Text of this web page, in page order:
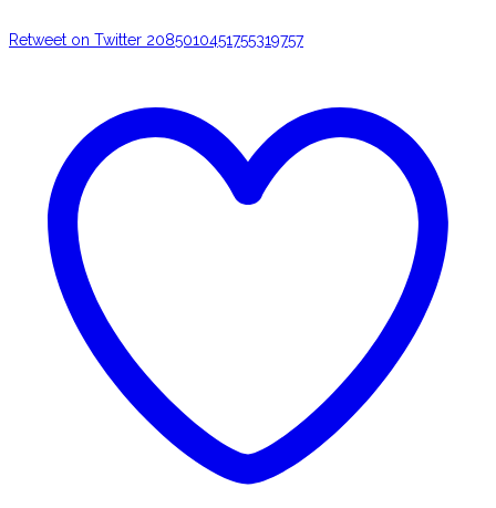
Retweet on Twitter 2085010451755319757